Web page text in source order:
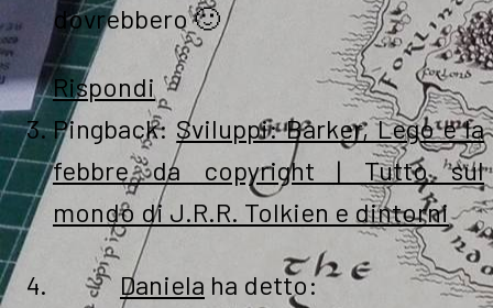
dovrebbero 🙂
Rispondi
Pingback: Sviluppi: Barker, Lego e la
febbre da copyright | Tutto sul
mondo di J.R.R. Tolkien e dintorni
Daniela ha detto: